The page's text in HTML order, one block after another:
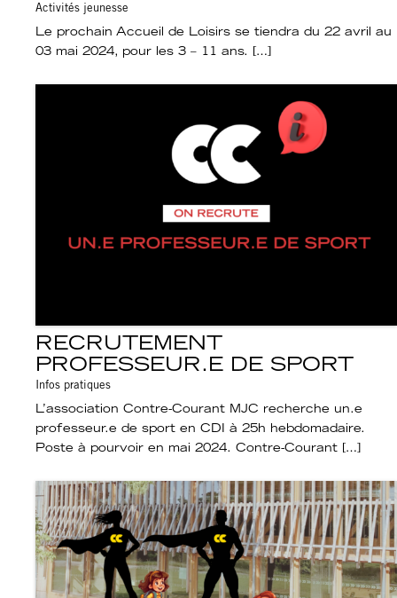
Activités jeunesse
Le prochain Accueil de Loisirs se tiendra du 22 avril au
03 mai 2024, pour les 3 – 11 ans. […]
RECRUTEMENT
PROFESSEUR.E DE SPORT
Infos pratiques
L’association Contre-Courant MJC recherche un.e
professeur.e de sport en CDI à 25h hebdomadaire.
Poste à pourvoir en mai 2024. Contre-Courant […]